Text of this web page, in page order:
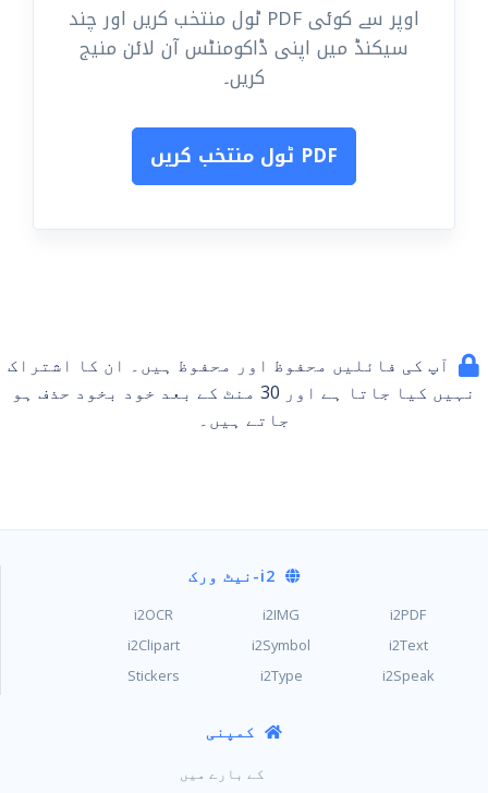
اوپر سے کوئی PDF ٹول منتخب کریں اور چند
سیکنڈ میں اپنی ڈاکومنٹس آن لائن منیج
کریں۔
PDF ٹول منتخب کریں
آپ کی فائلیں محفوظ اور محفوظ ہیں۔ ان کا اشتراک
نہیں کیا جاتا ہے اور 30 ​​منٹ کے بعد خود بخود حذف ہو
جاتے ہیں۔
i2-نیٹ ورک
i2PDF
i2IMG
i2OCR
i2Text
i2Symbol
i2Clipart
i2Speak
i2Type
Stickers
کمپنی
کے بارے میں